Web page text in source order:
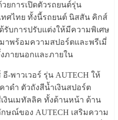
ยการเปิดตัวรถยนต์รุ่น
ทศไทย ทั้งนี้รถยนต์ นิสสัน คิกส์
รับการปรับแต่งให้มีความพิเศษ
าพร้อมความสปอร์ตและพรีเมี่
ภายนอกและภายใน
พาวเวอร์ รุ่น AUTECH ให้
ดำ ตัวถังสีน้ำเงินสปอร์ต
งินเมทัลลิค ทั้งด้านหน้า ด้าน
ษณ์ของ AUTECH เสริมความ